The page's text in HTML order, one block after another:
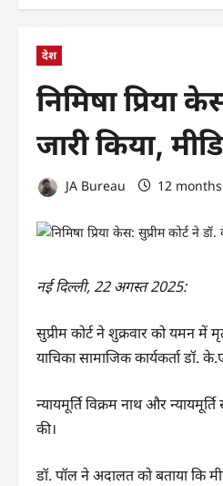
देश
निमिषा प्रिया
जारी किया,
JA Bureau 12
नई दिल्ली, 22 अगस्त 2025:
सुप्रीम कोर्ट ने शुक्रवार को यमन में
याचिका सामाजिक कार्यकर्ता
न्यायमूर्ति विक्रम नाथ और
की।
डॉ. पॉल ने अदालत को बताया कि